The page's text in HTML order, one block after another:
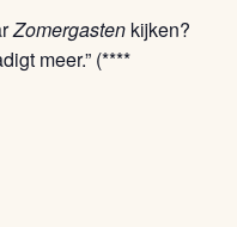
Zomergasten kijken?
meer.” (****